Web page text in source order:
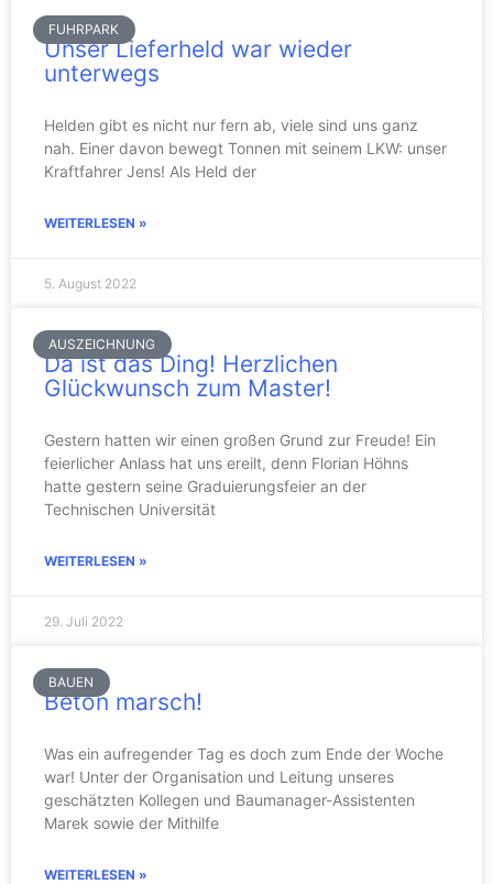
FUHRPARK
Unser Lieferheld war wieder
unterwegs
Helden gibt es nicht nur fern ab, viele sind uns ganz
nah. Einer davon bewegt Tonnen mit seinem LKW: unser
Kraftfahrer Jens! Als Held der
WEITERLESEN »
5. August 2022
AUSZEICHNUNG
Da ist das Ding! Herzlichen
Glückwunsch zum Master!
Gestern hatten wir einen großen Grund zur Freude! Ein
feierlicher Anlass hat uns ereilt, denn Florian Höhns
hatte gestern seine Graduierungsfeier an der
Technischen Universität
WEITERLESEN »
29. Juli 2022
BAUEN
Beton marsch!
Was ein aufregender Tag es doch zum Ende der Woche
war! Unter der Organisation und Leitung unseres
geschätzten Kollegen und Baumanager-Assistenten
Marek sowie der Mithilfe
WEITERLESEN »